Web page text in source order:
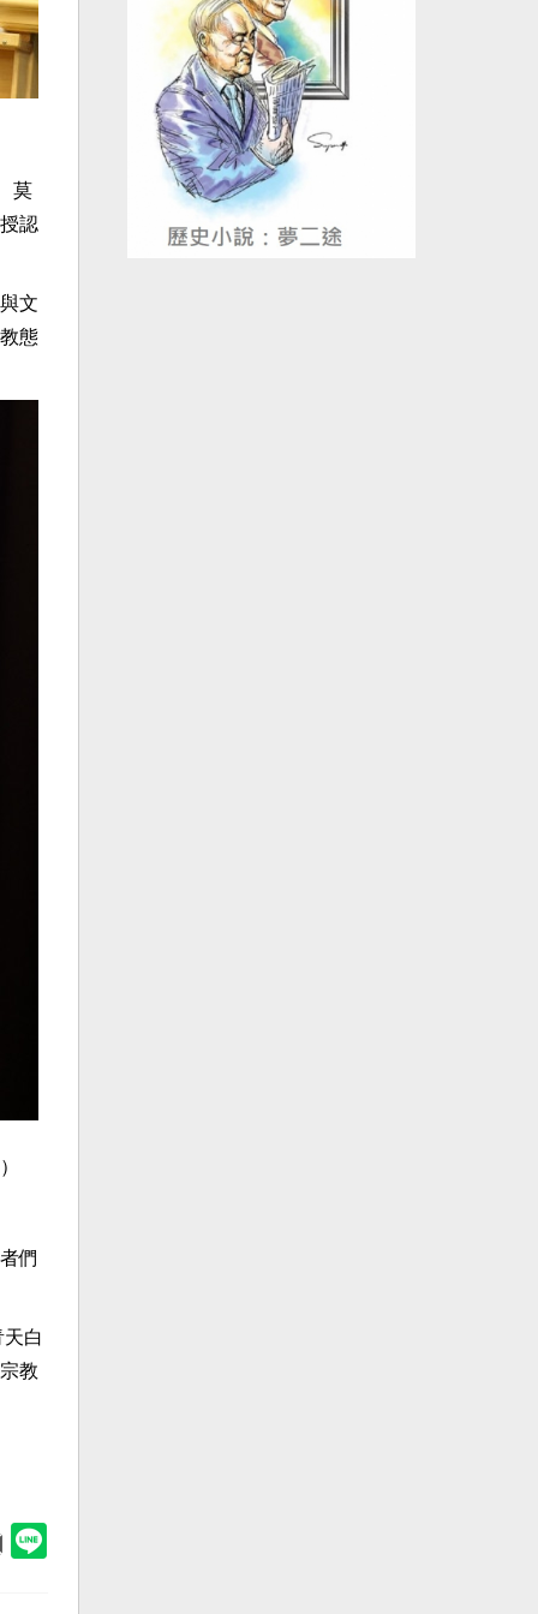
莫
認
文
態
們
白
教